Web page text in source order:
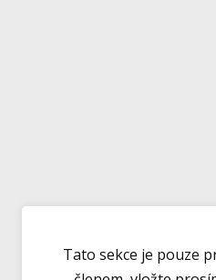
Tato sekce je pouze